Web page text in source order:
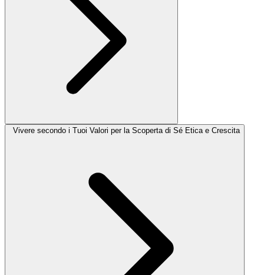
Vivere secondo i Tuoi Valori per la Scoperta di Sé Etica e Crescita